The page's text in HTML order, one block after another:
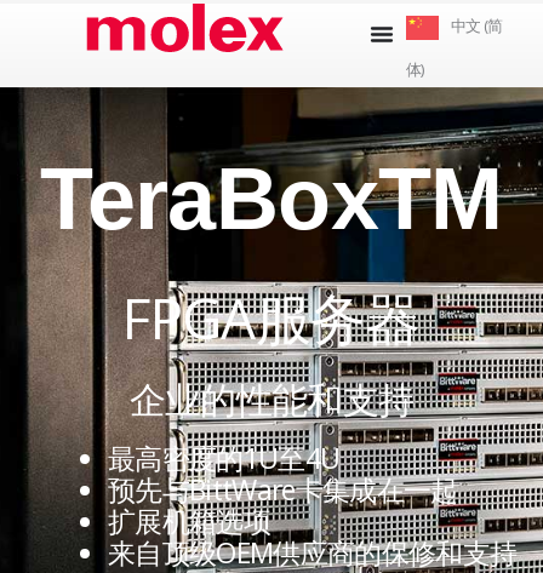
中文 (简
体)
TeraBoxTM
FPGA服务器
企业的性能和支持
最高密度的1U至4U
预先与BittWare卡集成在一起
扩展机箱选项
来自顶级OEM供应商的保修和支持